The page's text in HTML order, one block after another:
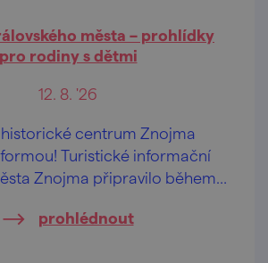
města – prohlídky
pro rodiny s dětmi
12. 8. '26
centrum Znojma
Turistické informační
Znojma připravilo během
především rodinám s
prohlédnout